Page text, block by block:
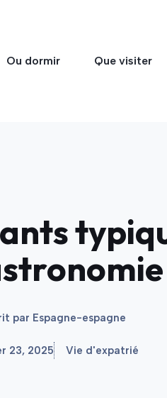
Ou dormir Que visiter
par Espagne-espagne
23, 2025 Vie d'expatrié